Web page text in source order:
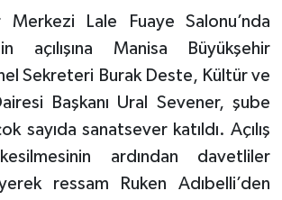
Merkezi Lale Fuaye Salonu’nda
açılışına Manisa Büyükşehir
Sekreteri Burak Deste, Kültür ve
Başkanı Ural Sevener, şube
sayıda sanatsever katıldı. Açılış
ardından davetliler
ressam Ruken Adıbelli’den